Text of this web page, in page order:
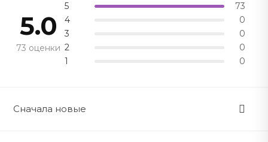
5.0
73 оценки
5
73
4
0
3
0
2
0
1
0
Сначала новые